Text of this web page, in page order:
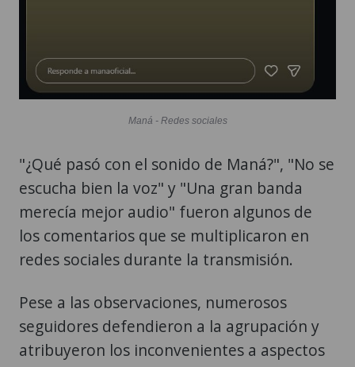
Maná - Redes sociales
"¿Qué pasó con el sonido de Maná?", "No se
escucha bien la voz" y "Una gran banda
merecía mejor audio" fueron algunos de
los comentarios que se multiplicaron en
redes sociales durante la transmisión.
Pese a las observaciones, numerosos
seguidores defendieron a la agrupación y
atribuyeron los inconvenientes a aspectos